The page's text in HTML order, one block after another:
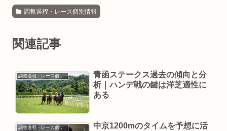
調整過程・レース個別情報
関連記事
調整過程・レース個別情報
青函ステークス過去の傾向と分
析｜ハンデ戦の鍵は洋芝適性に
ある
調整過程・レース個別情報
中京1200mのタイムを予想に活